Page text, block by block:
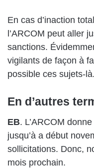
En cas d’inaction
l’ARCOM peut aller
sanctions.
vigilants de façon à
possible ces sujets-là.
En d’autres
EB. L’ARCOM
jusqu’à a début
sollicitations. Donc,
mois prochain.